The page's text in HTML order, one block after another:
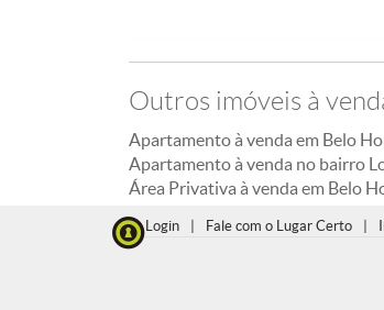
Outros imóveis à
Apartamento à venda em Belo
Apartamento à venda no bairro
Área Privativa à venda em Belo
Login Fale com o Lugar Certo